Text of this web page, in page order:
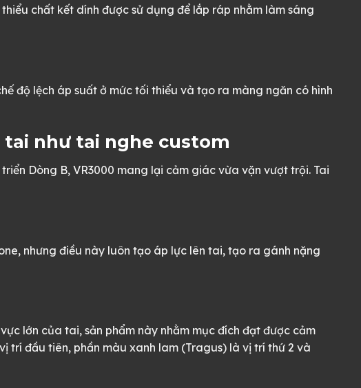
chất kết dính được sử dụng để lắp ráp nhằm làm sáng
độ lệch áp suất ở mức tối thiểu và tạo ra màng ngăn có hình
tai như tai nghe custom
Dòng B, VR3000 mang lại cảm giác vừa vặn vượt trội. Tai
nhưng điều này luôn tạo áp lực lên tai, tạo ra gánh nặng
lớn của tai, sản phẩm này nhằm mục đích đạt được cảm
trí đầu tiên, phần màu xanh lam (Tragus) là vị trí thứ 2 và